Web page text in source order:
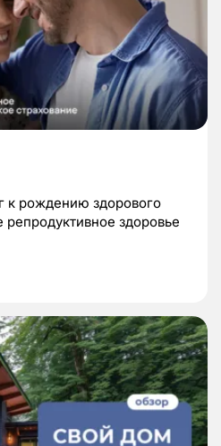
к рождению здорового
здоровье